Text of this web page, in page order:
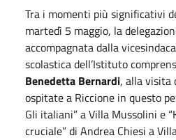
Tra i momenti più significativi
martedì 5 maggio, la
accompagnata dalla vicesindaca
scolastica dell’Istituto
Benedetta Bernardi, alla visita
ospitate a Riccione in questo
Gli italiani” a Villa Mussolini e
cruciale” di Andrea Chiesi a